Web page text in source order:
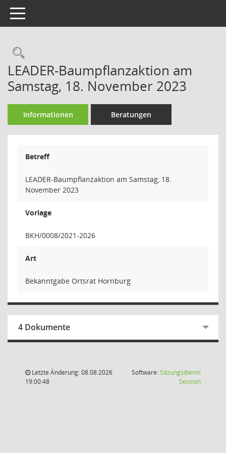
Toggle navigation
Rechercheauswahl
LEADER-Baumpflanzaktion am
Samstag, 18. November 2023
Informationen Beratungen
Betreff
LEADER-Baumpflanzaktion am Samstag, 18.
November 2023
Vorlage
BKH/0008/2021-2026
Art
Bekanntgabe Ortsrat Hornburg
4 Dokumente
Letzte Änderung: 08.08.2026
19:00:48
Software:Sitzungsdienst
Session(Wird in